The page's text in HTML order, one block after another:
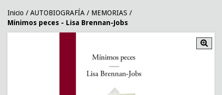
Inicio / AUTOBIOGRAFÍA / MEMORIAS /
Mínimos peces - Lisa Brennan-Jobs